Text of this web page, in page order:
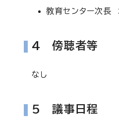
教育センター次長
4 傍聴者等
なし
5 議事日程